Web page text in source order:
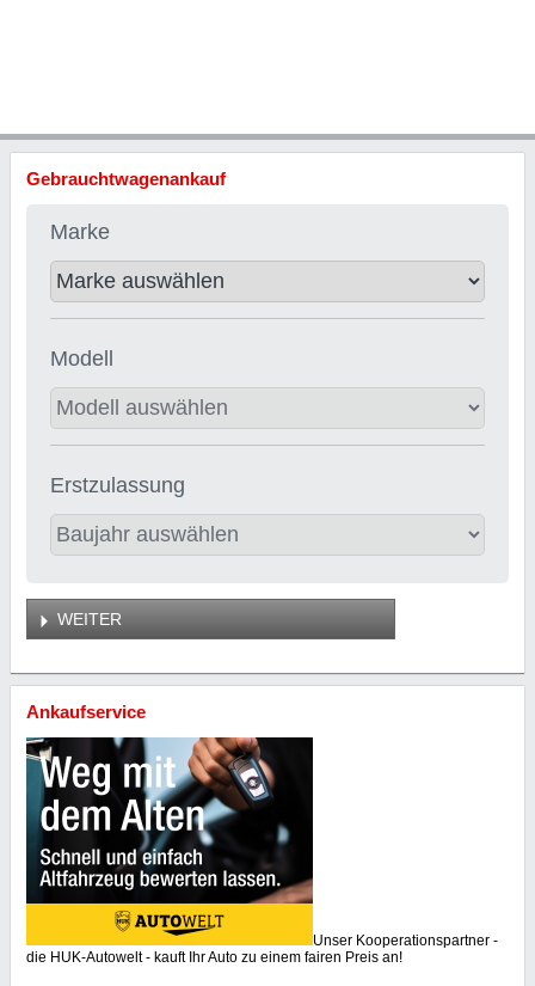
Gebrauchtwagenankauf
Marke
Modell
Erstzulassung
WEITER
Ankaufservice
Unser Kooperationspartner -
die HUK-Autowelt - kauft Ihr Auto zu einem fairen Preis an!